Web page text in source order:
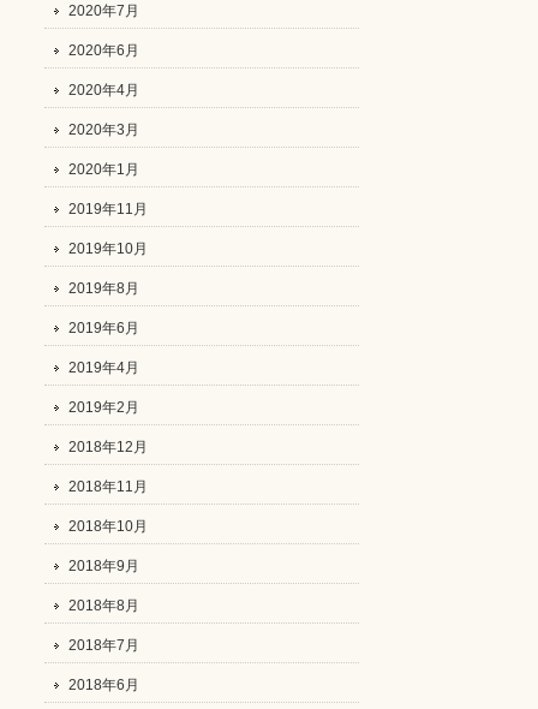
2020年7月
2020年6月
2020年4月
2020年3月
2020年1月
2019年11月
2019年10月
2019年8月
2019年6月
2019年4月
2019年2月
2018年12月
2018年11月
2018年10月
2018年9月
2018年8月
2018年7月
2018年6月